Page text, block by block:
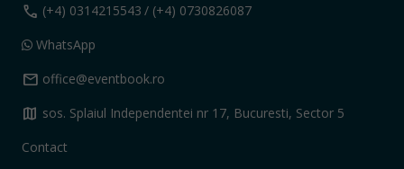
call (+4) 0314215543 / (+4) 0730826087
WhatsApp
mail office@eventbook.ro
map sos. Splaiul Independentei nr 17, Bucuresti, Sector 5
Contact